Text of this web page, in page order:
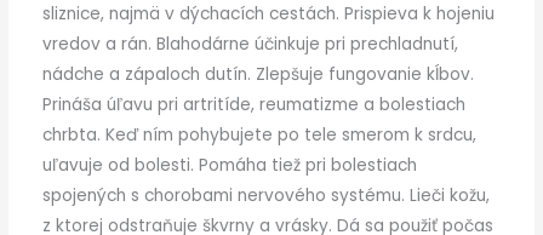
sliznice, najmä v dýchacích cestách. Prispieva k hojeniu
vredov a rán. Blahodárne účinkuje pri prechladnutí,
nádche a zápaloch dutín. Zlepšuje fungovanie kĺbov.
Prináša úľavu pri artritíde, reumatizme a bolestiach
chrbta. Keď ním pohybujete po tele smerom k srdcu,
uľavuje od bolesti. Pomáha tiež pri bolestiach
spojených s chorobami nervového systému. Lieči kožu,
z ktorej odstraňuje škvrny a vrásky. Dá sa použiť počas